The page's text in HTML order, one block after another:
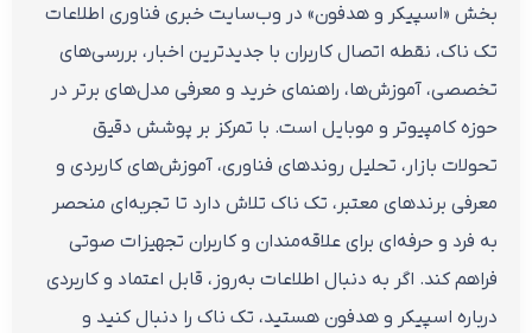
بخش «اسپیکر و هدفون» در وب‌سایت خبری فناوری اطلاعات
تک ناک، نقطه اتصال کاربران با جدیدترین اخبار، بررسی‌های
تخصصی، آموزش‌ها، راهنمای خرید و معرفی مدل‌های برتر در
حوزه کامپیوتر و موبایل است. با تمرکز بر پوشش دقیق
تحولات بازار، تحلیل روندهای فناوری، آموزش‌های کاربردی و
معرفی برندهای معتبر، تک ناک تلاش دارد تا تجربه‌ای منحصر
به فرد و حرفه‌ای برای علاقه‌مندان و کاربران تجهیزات صوتی
فراهم کند. اگر به دنبال اطلاعات به‌روز، قابل اعتماد و کاربردی
درباره اسپیکر و هدفون هستید، تک ناک را دنبال کنید و